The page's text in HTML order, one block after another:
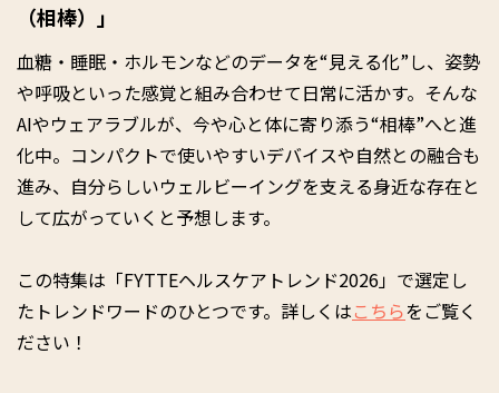
（相棒）」
血糖・睡眠・ホルモンなどのデータを“見える化”し、姿勢
や呼吸といった感覚と組み合わせて日常に活かす。そんな
AIやウェアラブルが、今や心と体に寄り添う“相棒”へと進
化中。コンパクトで使いやすいデバイスや自然との融合も
進み、自分らしいウェルビーイングを支える身近な存在と
して広がっていくと予想します。
この特集は「FYTTEヘルスケアトレンド2026」で選定し
たトレンドワードのひとつです。詳しくはこちらをご覧く
ださい！